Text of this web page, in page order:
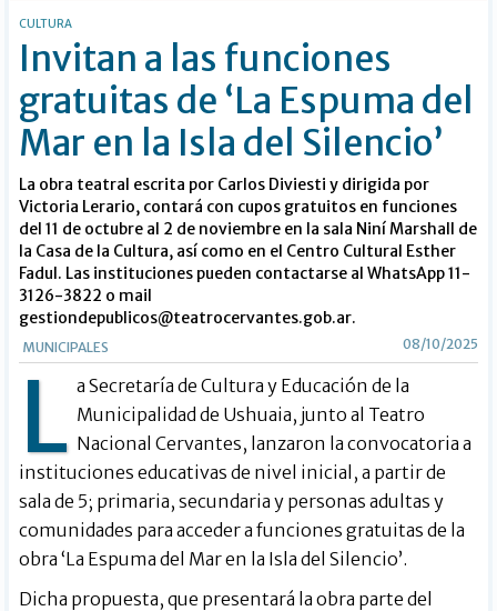
CULTURA
Invitan a las funciones
gratuitas de ‘La Espuma del
Mar en la Isla del Silencio’
La obra teatral escrita por Carlos Diviesti y dirigida por
Victoria Lerario, contará con cupos gratuitos en funciones
del 11 de octubre al 2 de noviembre en la sala Niní Marshall de
la Casa de la Cultura, así como en el Centro Cultural Esther
Fadul. Las instituciones pueden contactarse al WhatsApp 11-
3126-3822 o mail
gestiondepublicos@teatrocervantes.gob.ar.
MUNICIPALES 08/10/2025
L a Secretaría de Cultura y Educación de la
Municipalidad de Ushuaia, junto al Teatro
Nacional Cervantes, lanzaron la convocatoria a
instituciones educativas de nivel inicial, a partir de
sala de 5; primaria, secundaria y personas adultas y
comunidades para acceder a funciones gratuitas de la
obra ‘La Espuma del Mar en la Isla del Silencio’.
Dicha propuesta, que presentará la obra parte del